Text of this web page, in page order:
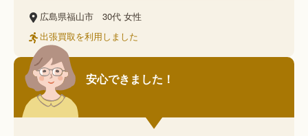
広島県福山市 30代 女性
出張買取を利用しました
安心できました！